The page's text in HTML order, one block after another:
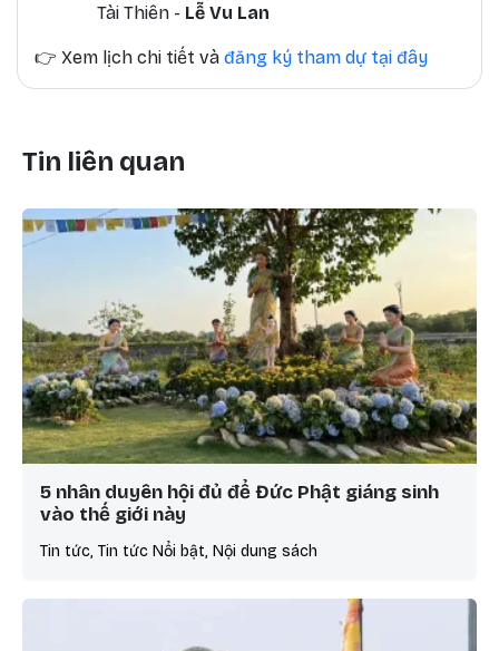
Tài Thiên - Lễ Vu Lan
👉 Xem lịch chi tiết và đăng ký tham dự tại đây
Tin liên quan
5 nhân duyên hội đủ để Đức Phật giáng sinh
vào thế giới này
Tin tức, Tin tức Nổi bật, Nội dung sách